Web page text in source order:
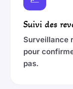
Suivi des
Surveillance
pour
pas.